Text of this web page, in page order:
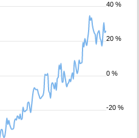
-20 %
0 %
20 %
40 %